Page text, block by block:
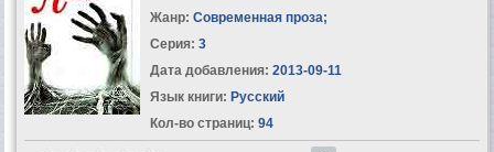
Жанр: Современная проза;
Серия: 3
Дата добавления: 2013-09-11
Язык книги: Русский
Кол-во страниц: 94